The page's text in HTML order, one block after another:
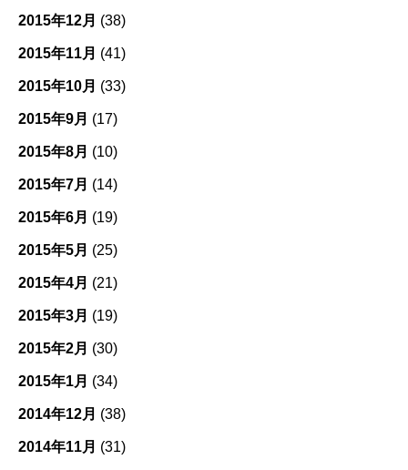
2015年12月 (38)
2015年11月 (41)
2015年10月 (33)
2015年9月 (17)
2015年8月 (10)
2015年7月 (14)
2015年6月 (19)
2015年5月 (25)
2015年4月 (21)
2015年3月 (19)
2015年2月 (30)
2015年1月 (34)
2014年12月 (38)
2014年11月 (31)